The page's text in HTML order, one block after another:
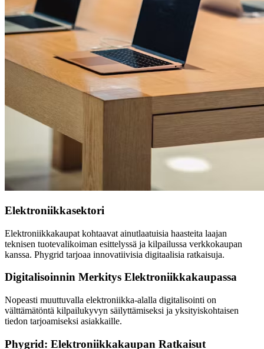
Elektroniikkasektori
Elektroniikkakaupat kohtaavat ainutlaatuisia haasteita laajan
teknisen tuotevalikoiman esittelyssä ja kilpailussa verkkokaupan
kanssa. Phygrid tarjoaa innovatiivisia digitaalisia ratkaisuja.
Digitalisoinnin Merkitys Elektroniikkakaupassa
Nopeasti muuttuvalla elektroniikka-alalla digitalisointi on
välttämätöntä kilpailukyvyn säilyttämiseksi ja yksityiskohtaisen
tiedon tarjoamiseksi asiakkaille.
Phygrid: Elektroniikkakaupan Ratkaisut